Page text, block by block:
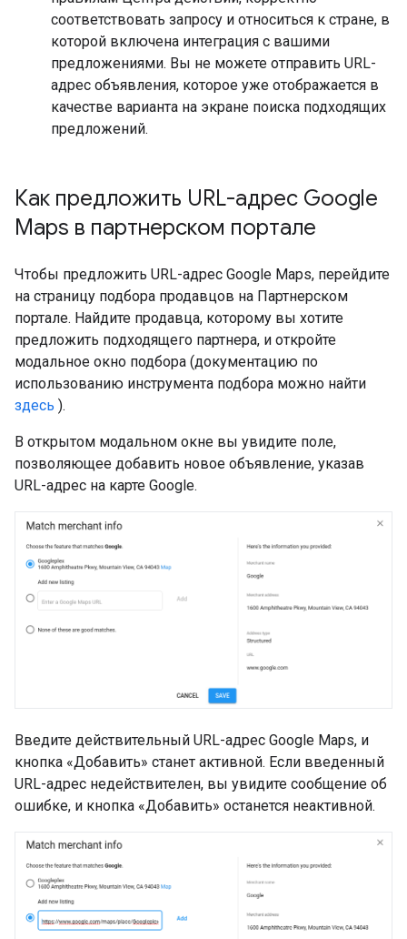
соответствовать запросу и относиться к стране, в
которой включена интеграция с вашими
предложениями. Вы не можете отправить URL-
адрес объявления, которое уже отображается в
качестве варианта на экране поиска подходящих
предложений.
Как предложить URL-адрес Google
Maps в партнерском портале
Чтобы предложить URL-адрес Google Maps, перейдите
на страницу подбора продавцов на Партнерском
портале. Найдите продавца, которому вы хотите
предложить подходящего партнера, и откройте
модальное окно подбора (документацию по
использованию инструмента подбора можно найти
здесь ).
В открытом модальном окне вы увидите поле,
позволяющее добавить новое объявление, указав
URL-адрес на карте Google.
Введите действительный URL-адрес Google Maps, и
кнопка «Добавить» станет активной. Если введенный
URL-адрес недействителен, вы увидите сообщение об
ошибке, и кнопка «Добавить» останется неактивной.